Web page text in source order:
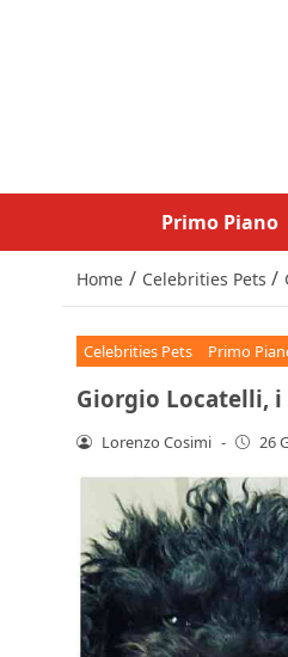
Primo Piano
Home / Celebrities Pets /
Celebrities Pets Primo
Giorgio Locatelli,
Lorenzo Cosimi - 26